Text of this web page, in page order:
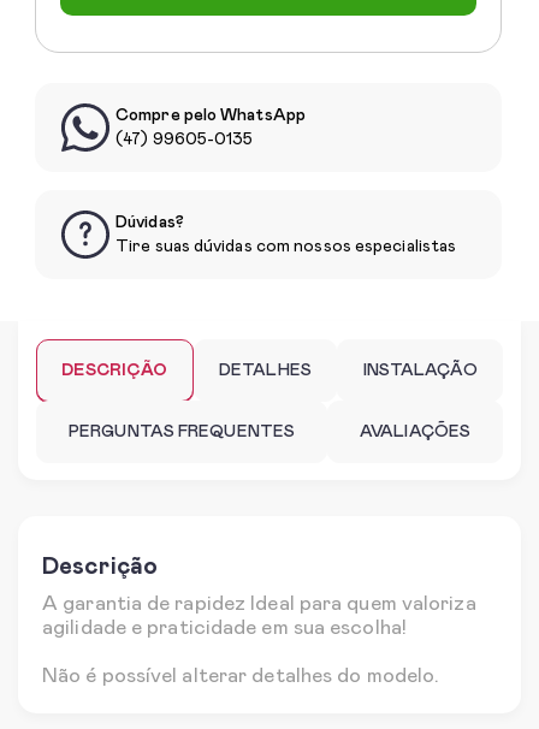
Compre pelo WhatsApp
(47) 99605-0135
Dúvidas?
Tire suas dúvidas com nossos especialistas
DESCRIÇÃO DETALHES INSTALAÇÃO
PERGUNTAS FREQUENTES AVALIAÇÕES
Descrição
A garantia de rapidez Ideal para quem valoriza
agilidade e praticidade em sua escolha!
Não é possível alterar detalhes do modelo.